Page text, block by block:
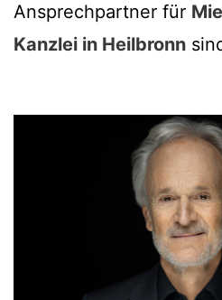
Ansprechpartner für
Kanzlei in Heilbronn